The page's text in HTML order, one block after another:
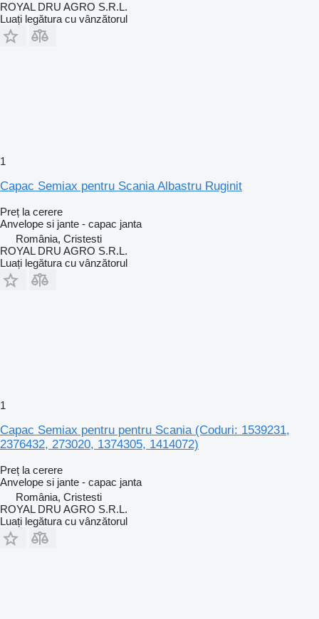
ROYAL DRU AGRO S.R.L.
Luați legătura cu vânzătorul
1
Capac Semiax pentru Scania Albastru Ruginit
Preț la cerere
Anvelope si jante - capac janta
România, Cristesti
ROYAL DRU AGRO S.R.L.
Luați legătura cu vânzătorul
1
Capac Semiax pentru pentru Scania (Coduri: 1539231,
2376432, 273020, 1374305, 1414072)
Preț la cerere
Anvelope si jante - capac janta
România, Cristesti
ROYAL DRU AGRO S.R.L.
Luați legătura cu vânzătorul